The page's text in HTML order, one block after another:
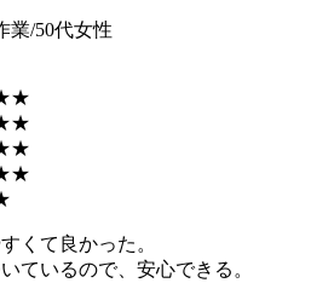
業/50代女性
くて良かった。
ているので、安心できる。